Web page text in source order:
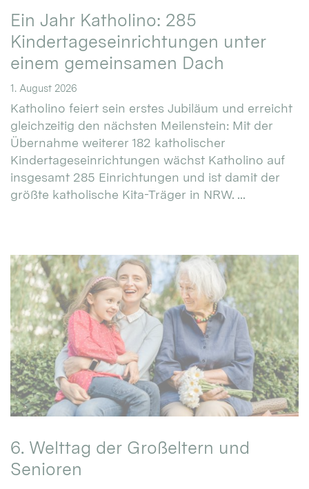
Ein Jahr Katholino: 285
Kindertageseinrichtungen unter
einem gemeinsamen Dach
1. August 2026
Katholino feiert sein erstes Jubiläum und erreicht
gleichzeitig den nächsten Meilenstein: Mit der
Übernahme weiterer 182 katholischer
Kindertageseinrichtungen wächst Katholino auf
insgesamt 285 Einrichtungen und ist damit der
größte katholische Kita-Träger in NRW. ...
6. Welttag der Großeltern und
Senioren